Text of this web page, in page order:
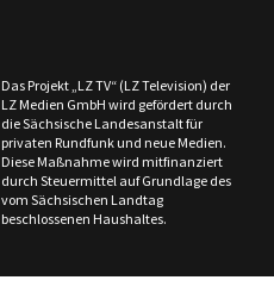
Das Projekt „LZ TV“ (LZ Television) der
LZ Medien GmbH wird gefördert durch
die Sächsische Landesanstalt für
privaten Rundfunk und neue Medien.
Diese Maßnahme wird mitfinanziert
durch Steuermittel auf Grundlage des
vom Sächsischen Landtag
beschlossenen Haushaltes.